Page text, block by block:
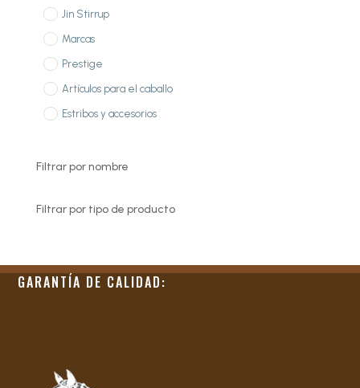
Jin Stirrup
Marcas
Prestige
Artículos para el caballo
Estribos y accesorios
Filtrar por nombre
Filtrar por tipo de producto
GARANTÍA DE CALIDAD: